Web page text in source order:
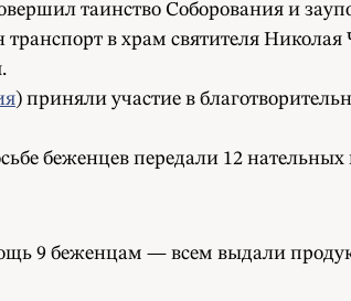
таинство Соборования и
в храм святителя Николая
) приняли участие в
беженцев передали 12 нательных
9 беженцам — всем выдали